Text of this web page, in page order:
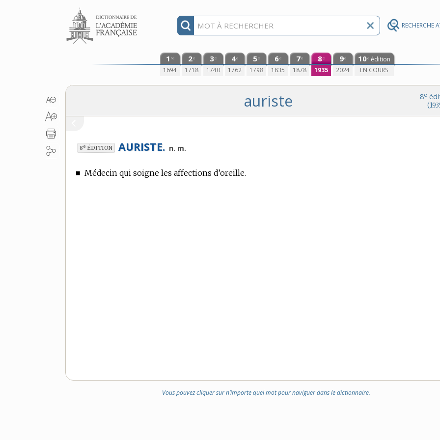
RECHERCHE
Aller au contenu
1 re
1694
2e
1718
3e
1740
4e
1762
5e
1798
6e
1835
7e
1878
8e
1935
9e
2024
10e édition
EN COURS
8e
auriste
8e ÉDITION AURISTE. n. m.
■ Médecin qui soigne les affections d’oreille.
Vous pouvez cliquer sur n’importe quel mot pour naviguer dans le dictionnaire.